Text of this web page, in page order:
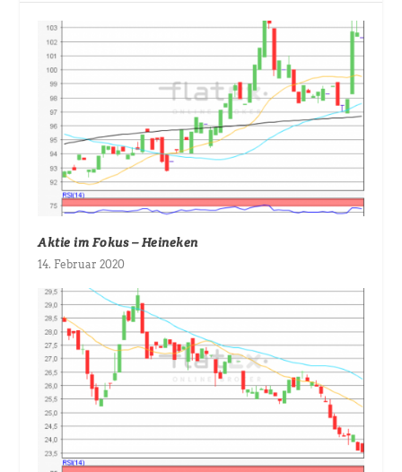
Aktie im Fokus – Heineken
14. Februar 2020